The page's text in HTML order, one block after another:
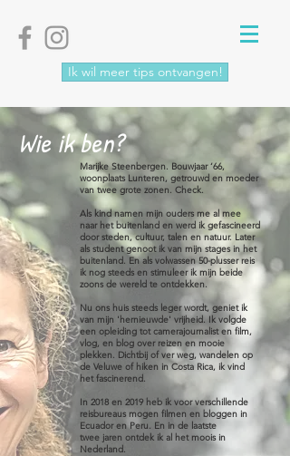
Ik wil meer tips ontvangen!
Wie ik ben?
Marijke Steenbergen. Bouwjaar ‘66,
woonplaats Lunteren, getrouwd en moeder
van twee grote zonen. Check.
Als kind namen mijn ouders me al mee
naar het buitenland en werd ik gefascineerd
door steden, cultuur, talen en natuur. Later
als student genoot ik van mijn stages in het
buitenland. En als volwassen 50-plusser reis
ik nog steeds en stimuleer ik mijn beide
zoons de wereld te ontdekken.
Nu ons huis steeds leger wordt, geniet ik
van mijn 'hernieuwde' vrijheid. Ik volgde
een opleiding tot camerajournalist en film,
vlog, en blog over reizen en mooie
plekken. Dichtbij of ver weg, wandelen op
de Veluwe of hiken in Costa Rica, ik vind
het fascinerend.
In 2018 en 2019 heb ik voor verschillende
reisbureaus mogen filmen en bloggen in
Ecuador en Peru. En in de laatste
twee jaren ontdek ik al het moois in
Nederland.